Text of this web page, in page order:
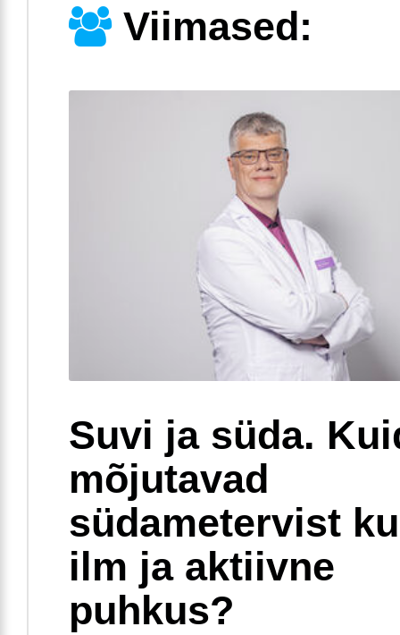
Viimased:
Suvi ja süda.
mõjutavad
südametervist
ilm ja aktiivne
puhkus?